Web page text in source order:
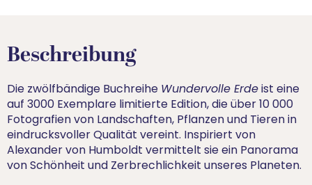
Beschreibung
Die zwölfbändige BuchreiheWundervolle Erdeist eine
auf 3000 Exemplare limitierte Edition, die über 10 000
Fotografien von Landschaften, Pflanzen und Tieren in
eindrucksvoller Qualität vereint. Inspiriert von
Alexander von Humboldt vermittelt sie ein Panorama
von Schönheit und Zerbrechlichkeit unseres Planeten.